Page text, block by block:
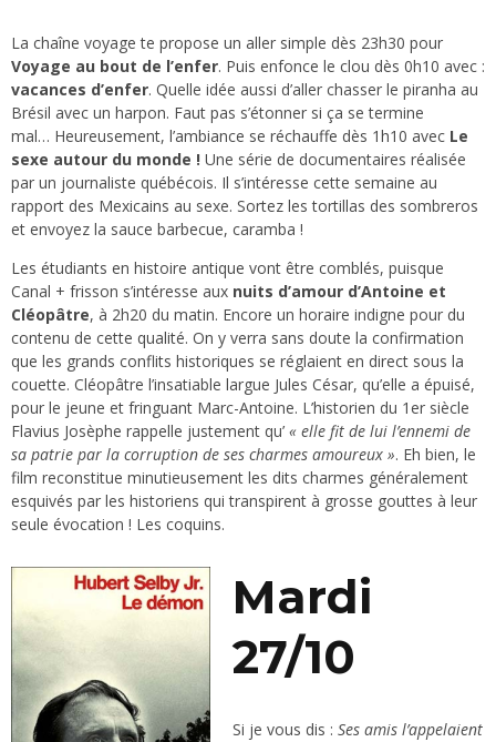
La chaîne voyage te propose un aller simple dès 23h30 pour
Voyage au bout de l’enfer. Puis enfonce le clou dès 0h10 avec :
vacances d’enfer. Quelle idée aussi d’aller chasser le piranha au
Brésil avec un harpon. Faut pas s’étonner si ça se termine
mal… Heureusement, l’ambiance se réchauffe dès 1h10 avec Le
sexe autour du monde ! Une série de documentaires réalisée
par un journaliste québécois. Il s’intéresse cette semaine au
rapport des Mexicains au sexe. Sortez les tortillas des sombreros
et envoyez la sauce barbecue, caramba !
Les étudiants en histoire antique vont être comblés, puisque
Canal + frisson s’intéresse aux nuits d’amour d’Antoine et
Cléopâtre, à 2h20 du matin. Encore un horaire indigne pour du
contenu de cette qualité. On y verra sans doute la confirmation
que les grands conflits historiques se réglaient en direct sous la
couette. Cléopâtre l’insatiable largue Jules César, qu’elle a épuisé,
pour le jeune et fringuant Marc-Antoine. L’historien du 1er siècle
Flavius Josèphe rappelle justement qu’ « elle fit de lui l’ennemi de
sa patrie par la corruption de ses charmes amoureux ». Eh bien, le
film reconstitue minutieusement les dits charmes généralement
esquivés par les historiens qui transpirent à grosse gouttes à leur
seule évocation ! Les coquins.
Mardi
27/10
Si je vous dis : Ses amis l’appelaient